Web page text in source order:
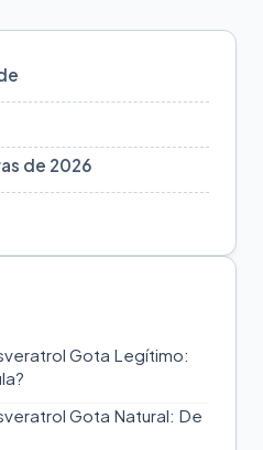
de 2026
Gota Legítimo:
Gota Natural: De